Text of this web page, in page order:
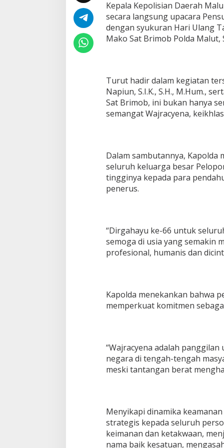
l
u
u
U
a
b
e
r
j
K
h
i
m
Kepala Kepolisian Daerah
secara langsung upacara
dengan syukuran Hari Ulang
Mako Sat Brimob Polda
Turut hadir dalam kegiatan
Napiun, S.I.K., S.H., M.Hum.,
Sat Brimob, ini bukan hanya
semangat Wajracyena,
Dalam sambutannya, Kapolda
seluruh keluarga besar
tingginya kepada para
penerus.
“Dirgahayu ke-66 untuk
semoga di usia yang semakin
profesional, humanis dan
Kapolda menekankan bahwa
memperkuat komitmen
“Wajracyena adalah
negara di tengah-tengah
meski tantangan berat
Menyikapi dinamika
strategis kepada seluruh
keimanan dan ketakwaan,
nama baik kesatuan,